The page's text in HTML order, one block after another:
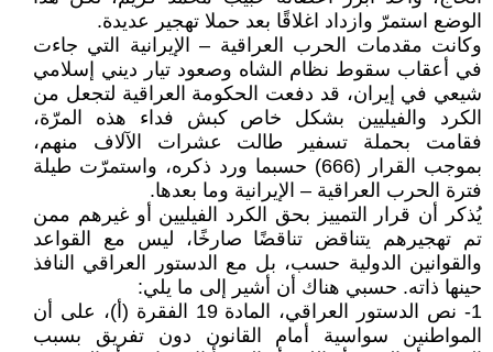
الوضع استمرّ وازداد اغلاقًا بعد حملا تهجير عديدة.
وكانت مقدمات الحرب العراقية – الإيرانية التي جاءت
في أعقاب سقوط نظام الشاه وصعود تيار ديني إسلامي
شيعي في إيران، قد دفعت الحكومة العراقية لتجعل من
الكرد والفيليين بشكل خاص كبش فداء هذه المرّة،
فقامت بحملة تسفير طالت عشرات الآلاف منهم،
بموجب القرار (666) حسبما ورد ذكره، واستمرّت طيلة
فترة الحرب العراقية – الإيرانية وما بعدها.
يُذكر أن قرار التمييز بحق الكرد الفيليين أو غيرهم ممن
تم تهجيرهم يتناقض تناقضًا صارخًا، ليس مع القواعد
والقوانين الدولية حسب، بل مع الدستور العراقي النافذ
حينها ذاته. حسبي هناك أن أشير إلى ما يلي:
1- نص الدستور العراقي، المادة 19 الفقرة (أ)، على أن
المواطنين سواسية أمام القانون دون تفريق بسبب